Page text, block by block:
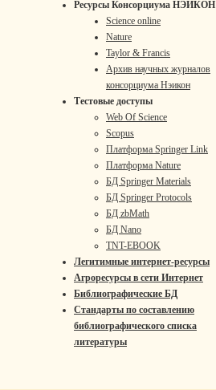
Ресурсы Консорциума НЭИКОН
Science online
Nature
Taylor & Francis
Архив научных журналов
консорциума Нэикон
Тестовые доступы
Web Of Science
Scopus
Платформа Springer Link
Платформа Nature
БД Springer Materials
БД Springer Protocols
БД zbMath
БД Nano
TNT-EBOOK
Легитимные интернет-ресурсы
Агроресурсы в сети Интернет
Библиографические БД
Стандарты по составлению
библиографического списка
литературы